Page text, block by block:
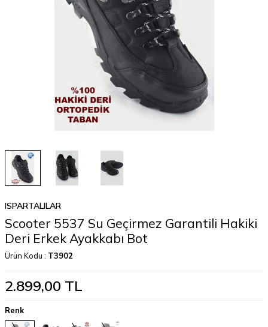
ISPARTALILAR
Scooter 5537 Su Geçirmez Garantili Hakiki
Deri Erkek Ayakkabı Bot
Ürün Kodu : T3902
2.899,00 TL
Renk